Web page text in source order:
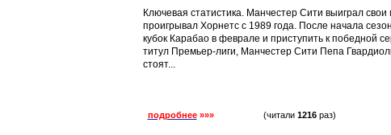
Ключевая статистика. Манчестер Сити выиграл
проигрывал Хорнетс с 1989 года. После начала
кубок Карабао в феврале и приступить к победной
титул Премьер-лиги, Манчестер Сити Пепа
стоят...
подробнее »»» (читали 1216раз)